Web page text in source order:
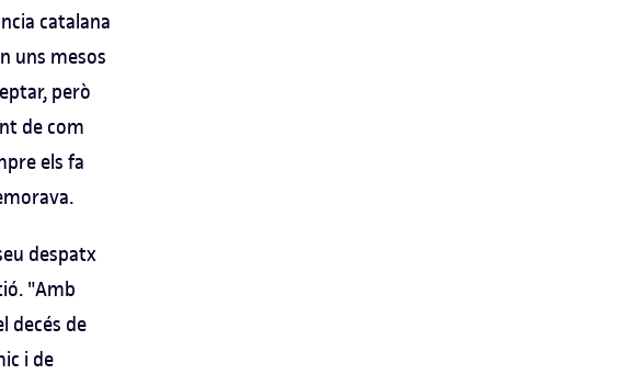
catalana
uns mesos
però
de com
els fa
despatx
"Amb
decés de
i de